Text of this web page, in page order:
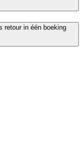
retour in één boeking